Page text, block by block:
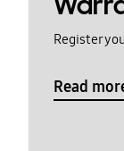
Register
Read